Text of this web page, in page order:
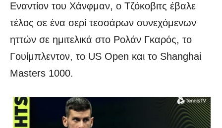
Εναντίον του Χάνφμαν, ο Τζόκοβιτς έβαλε
τέλος σε ένα σερί τεσσάρων συνεχόμενων
ηττών σε ημιτελικά στο Ρολάν Γκαρός, το
Γουίμπλεντον, το US Open και το Shanghai
Masters 1000.